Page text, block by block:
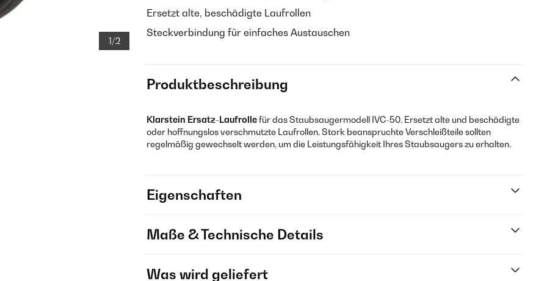
1/2
Ersetzt alte, beschädigte Laufrollen
Steckverbindung für einfaches Austauschen
Produktbeschreibung
Klarstein Ersatz-Laufrollefür das Staubsaugermodell IVC-50. Ersetzt alte und beschädigte
oder hoffnungslos verschmutzte Laufrollen. Stark beanspruchte Verschleißteile sollten
regelmäßig gewechselt werden, um die Leistungsfähigkeit Ihres Staubsaugers zu erhalten.
Eigenschaften
Maße & Technische Details
Was wird geliefert